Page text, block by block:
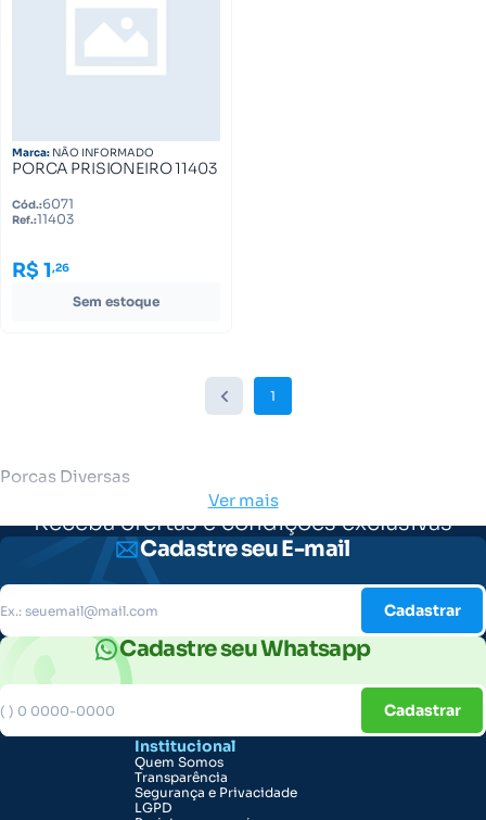
Marca: NÃO INFORMADO
PORCA PRISIONEIRO 11403
Cód.:6071
Ref.:11403
R$ 1,26
Sem estoque
1
Porcas Diversas
Ver mais
Receba ofertas e condições exclusivas
Cadastre seu E-mail
Cadastrar
Cadastre seu Whatsapp
Cadastrar
Institucional
Quem Somos
Transparência
Segurança e Privacidade
LGPD